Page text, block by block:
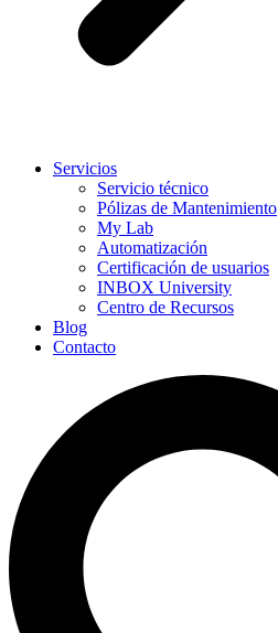
Servicios
Servicio técnico
Pólizas de Mantenimiento
My Lab
Automatización
Certificación de usuarios
INBOX University
Centro de Recursos
Blog
Contacto